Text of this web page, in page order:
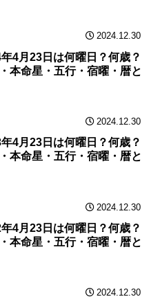
2024.12.30
4月23日は何曜日？何歳？
本命星・五行・宿曜・暦と
2024.12.30
4月23日は何曜日？何歳？
本命星・五行・宿曜・暦と
2024.12.30
4月23日は何曜日？何歳？
本命星・五行・宿曜・暦と
2024.12.30